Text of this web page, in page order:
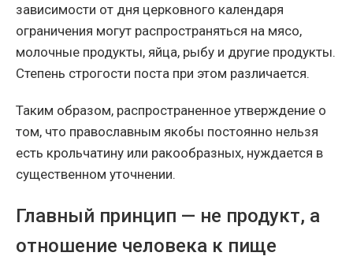
зависимости от дня церковного календаря
ограничения могут распространяться на мясо,
молочные продукты, яйца, рыбу и другие продукты.
Степень строгости поста при этом различается.
Таким образом, распространенное утверждение о
том, что православным якобы постоянно нельзя
есть крольчатину или ракообразных, нуждается в
существенном уточнении.
Главный принцип — не продукт, а
отношение человека к пище